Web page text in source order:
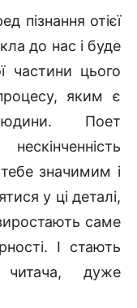
пізнання отієї
до нас і буде
частини цього
яким є
Поет
значимим і
у ці деталі,
саме
І стають
дуже